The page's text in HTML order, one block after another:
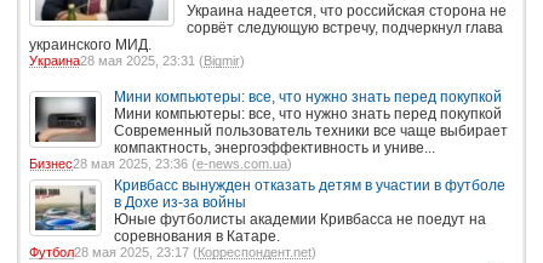
Украина надеется, что российская сторона не
сорвёт следующую встречу, подчеркнул глава
украинского МИД.
Украина28 мая 2025, 23:31 (Bigmir)
Мини компьютеры: все, что нужно знать перед покупкой
Мини компьютеры: все, что нужно знать перед покупкой
Современный пользователь техники все чаще выбирает
компактность, энергоэффективность и униве...
Бизнес28 мая 2025, 23:36 (e-news.com.ua)
Кривбасс вынужден отказать детям в участии в футболе
в Дохе из-за войны
Юные футболисты академии Кривбасса не поедут на
соревнования в Катаре.
Футбол28 мая 2025, 23:17 (Корреспондент.net)